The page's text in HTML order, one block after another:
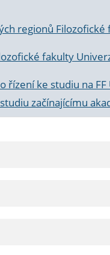
regionů
fakulty
řízení ke studiu na
začínajícímu